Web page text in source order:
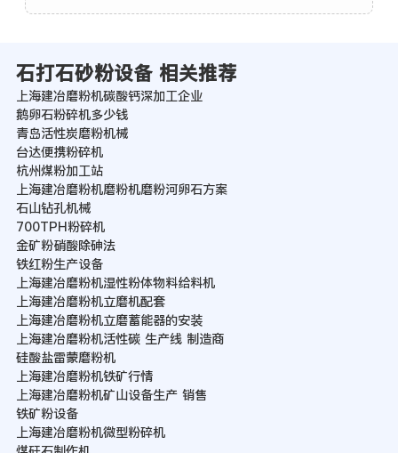
石打石砂粉设备 相关推荐
上海建冶磨粉机碳酸钙深加工企业
鹅卵石粉碎机多少钱
青岛活性炭磨粉机械
台达便携粉碎机
杭州煤粉加工站
上海建冶磨粉机磨粉机磨粉河卵石方案
石山钻孔机械
700TPH粉碎机
金矿粉硝酸除砷法
铁红粉生产设备
上海建冶磨粉机湿性粉体物料给料机
上海建冶磨粉机立磨机配套
上海建冶磨粉机立磨蓄能器的安装
上海建冶磨粉机活性碳 生产线 制造商
硅酸盐雷蒙磨粉机
上海建冶磨粉机铁矿行情
上海建冶磨粉机矿山设备生产 销售
铁矿粉设备
上海建冶磨粉机微型粉碎机